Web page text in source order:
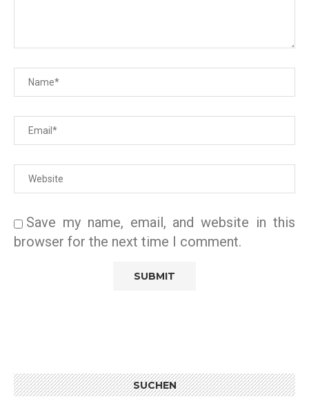
Save my name, email, and website in this
browser for the next time I comment.
SUCHEN